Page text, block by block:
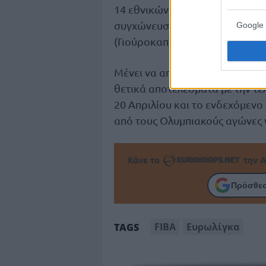
Google
14 εθνικών ομάδων θα είναι
συγχώνευσης μεταξύ της
(Γιούροκαπ) και του νέου
Μένει να αποδειχθεί στην
θετικά αποτελέσματα με την
20 Απριλίου και το
από τους Ολυμπιακούς αγώνες
Κάνε το την
TAGS FIBA Ευρωλίγκα